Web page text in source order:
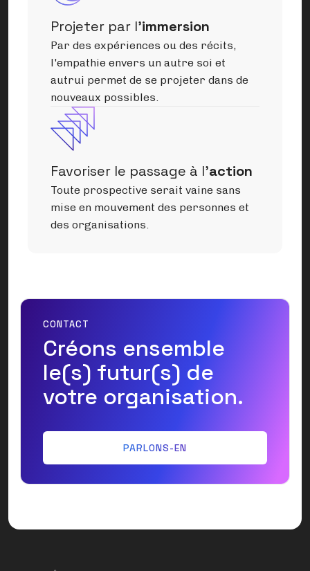
Projeter par l'immersion
Par des expériences ou des récits,
l'empathie envers un autre soi et
autrui permet de se projeter dans de
nouveaux possibles.
Favoriser le passage à l'action
Toute prospective serait vaine sans
mise en mouvement des personnes et
des organisations.
CONTACT
Créons ensemble
le(s) futur(s) de
votre organisation.
PARLONS-EN